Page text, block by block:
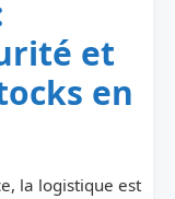
et
en
la logistique est